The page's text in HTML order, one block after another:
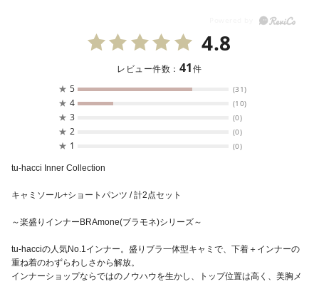
4.8
レビュー件数： 41件
★ 5 (31)
★ 4 (10)
★ 3 (0)
★ 2 (0)
★ 1 (0)
tu-hacci Inner Collection
キャミソール+ショートパンツ / 計2点セット
～楽盛りインナーBRAmone(ブラモネ)シリーズ～
tu-hacciの人気No.1インナー。盛りブラ一体型キャミで、下着＋インナーの
重ね着のわずらわしさから解放。
インナーショップならではのノウハウを生かし、トップ位置は高く、美胸メ